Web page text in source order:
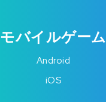
モバイルゲーム
Android
iOS